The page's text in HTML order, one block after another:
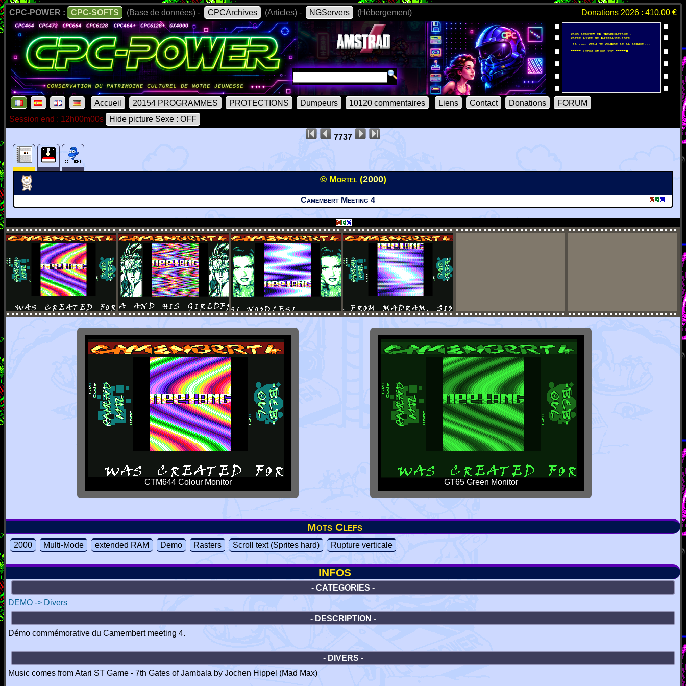
CPC-POWER : CPC-SOFTS (Base de données) - CPCArchives (Articles) - NGServers (Hébergement) Donations 2026 : 410.00 €
Accueil 20154 PROGRAMMES PROTECTIONS Dumpeurs 10120 commentaires Liens Contact Donations
FORUM
Session end : 12h00m00s
Hide picture Sexe : OFF
7737
© Mortel (2000)
Camembert Meeting 4
CTM644 Colour Monitor GT65 Green Monitor
Mots Clefs
2000 Multi-Mode extended RAM Demo Rasters Scroll text (Sprites hard) Rupture verticale
INFOS
- CATEGORIES -
DEMO -> Divers
- DESCRIPTION -
Démo commémorative du Camembert meeting 4.
- DIVERS -
Music comes from Atari ST Game - 7th Gates of Jambala by Jochen Hippel (Mad Max)